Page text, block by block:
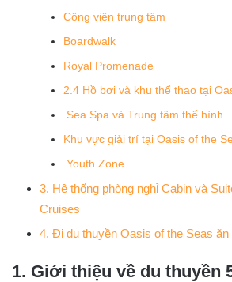
Công viên trung tâm
Boardwalk
Royal Promenade
2.4 Hồ bơi và khu thể thao tại
Sea Spa và Trung tâm thể hình
Khu vực giải trí tại Oasis of the
Youth Zone
3. Hệ thống phòng nghỉ Cabin và
Cruises
4. Đi du thuyền Oasis of the Seas ăn
1. Giới thiệu về du thuyền